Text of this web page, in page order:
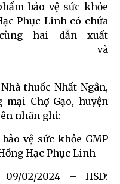
bảo vệ sức khỏe
Phục Linh có chứa
hai dẫn xuất
và
thuốc Nhất Ngân,
Chợ Gạo, huyện
nhãn ghi:
vệ sức khỏe GMP
Hạc Phục Linh
02/2024 – HSD: